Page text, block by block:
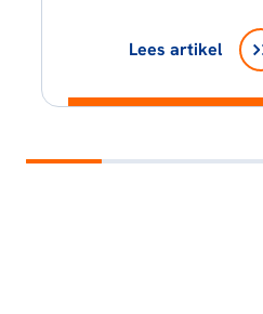
Lees artikel